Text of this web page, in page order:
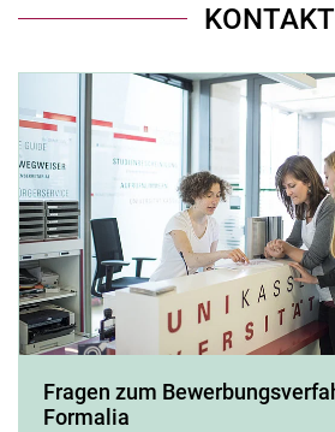
KONTAKT
Fragen zum
Formalia